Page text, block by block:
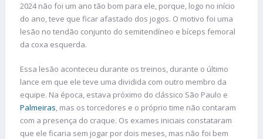
2024 não foi um ano tão bom para ele, porque, logo no início
do ano, teve que ficar afastado dos jogos. O motivo foi uma
lesão no tendão conjunto do semitendíneo e bíceps femoral
da coxa esquerda.
Essa lesão aconteceu durante os treinos, durante o último
lance em que ele teve uma dividida com outro membro da
equipe. Na época, estava próximo do clássico São Paulo e
Palmeiras, mas os torcedores e o próprio time não contaram
com a presença do craque. Os exames iniciais constataram
que ele ficaria sem jogar por dois meses, mas não foi bem